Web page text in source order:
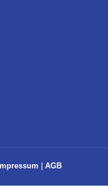
Impressum AGB